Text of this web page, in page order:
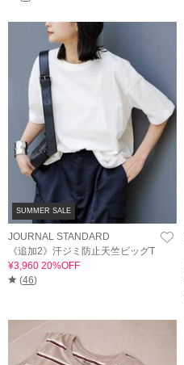
SUMMER SALE
JOURNAL STANDARD
《追加2》汗ジミ防止天竺ビッグT
¥3,960 20%OFF
(46)